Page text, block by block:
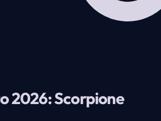
2026: Scorpione